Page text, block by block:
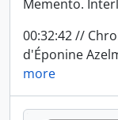
Memento.
00:32:42 //
d'Éponine
more